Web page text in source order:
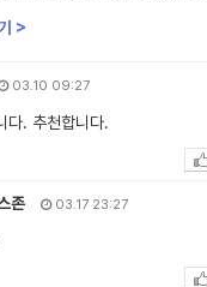
>
03.10 09:27
다. 추천합니다.
존 03.17 23:27